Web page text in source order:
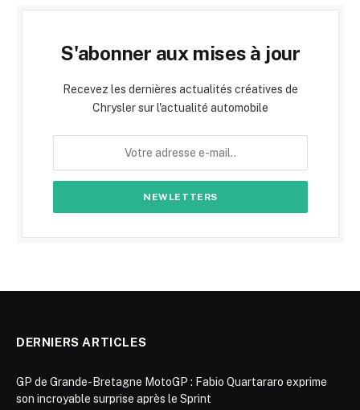
S'abonner aux mises à jour
Recevez les dernières actualités créatives de
Chrysler sur l'actualité automobile
DERNIERS ARTICLES
GP de Grande-Bretagne MotoGP : Fabio Quartararo exprime
son incroyable surprise après le Sprint